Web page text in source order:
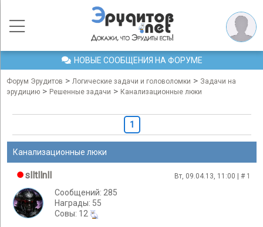
НОВЫЕ СООБЩЕНИЯ НА ФОРУМЕ
Форум Эрудитов > Логические задачи и головоломки > Задачи на
эрудицию > Решенные задачи > Канализационные люки
1
Канализационные люки
slltllnll Вт, 09.04.13, 11:00 | # 1
Сообщений: 285
Награды: 55
Cовы: 12